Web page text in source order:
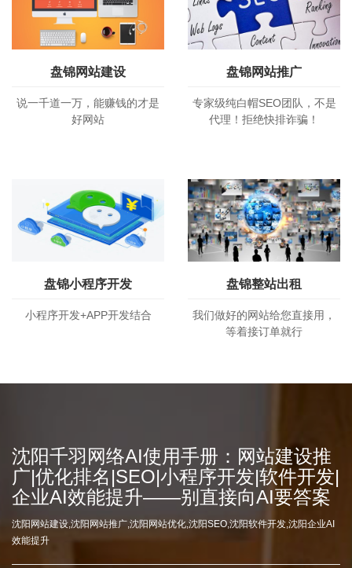
盘锦网站建设
说一千道一万，能赚钱的才是
好网站
盘锦网站推广
专家级纯白帽SEO团队，不是
代理！拒绝快排诈骗！
盘锦小程序开发
小程序开发+APP开发结合
盘锦整站出租
我们做好的网站给您直接用，
等着接订单就行
沈阳千羽网络AI使用手册：网站建设推
广|优化排名|SEO|小程序开发|软件开发|
企业AI效能提升——别直接向AI要答案
沈阳网站建设,沈阳网站推广,沈阳网站优化,沈阳SEO,沈阳软件开发,沈阳企业AI
效能提升